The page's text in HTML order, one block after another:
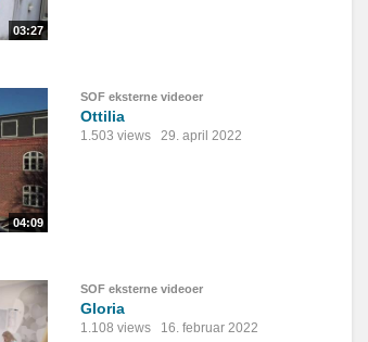
03:27
04:09
SOF eksterne videoer
Ottilia
1.503 views 29. april 2022
SOF eksterne videoer
Gloria
1.108 views 16. februar 2022